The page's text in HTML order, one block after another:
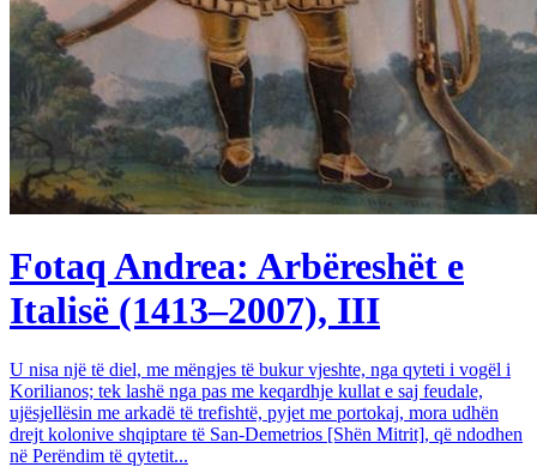
Fotaq Andrea: Arbëreshët e
Italisë (1413–2007), III
U nisa një të diel, me mëngjes të bukur vjeshte, nga qyteti i vogël i
Korilianos; tek lashë nga pas me keqardhje kullat e saj feudale,
ujësjellësin me arkadë të trefishtë, pyjet me portokaj, mora udhën
drejt kolonive shqiptare të San-Demetrios [Shën Mitrit], që ndodhen
në Perëndim të qytetit...